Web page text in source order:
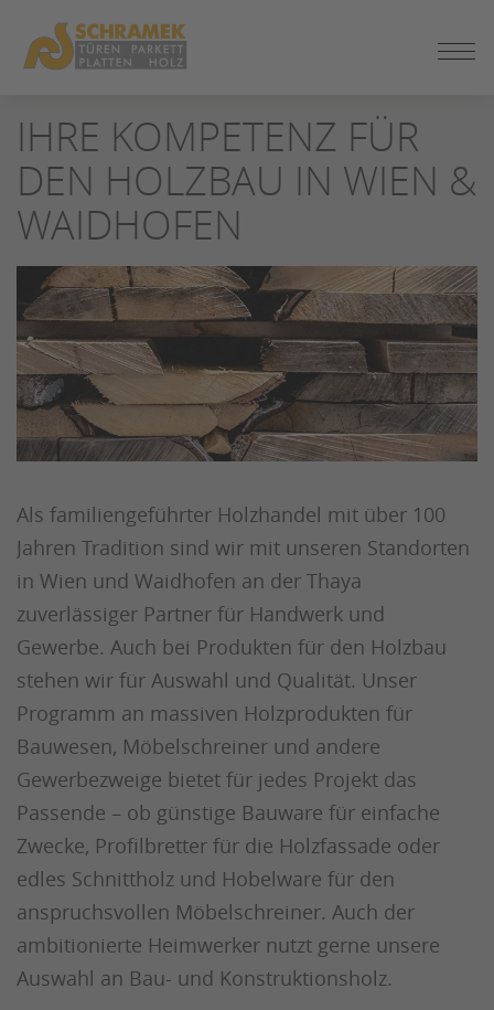
ZUM
SEITENINHALT
SPRINGEN
IHRE KOMPETENZ FÜR
DEN HOLZBAU IN WIEN &
WAIDHOFEN
Als familiengeführter Holzhandel mit über 100
Jahren Tradition sind wir mit unseren Standorten
in Wien und Waidhofen an der Thaya
zuverlässiger Partner für Handwerk und
Gewerbe. Auch bei Produkten für den Holzbau
stehen wir für Auswahl und Qualität. Unser
Programm an massiven Holzprodukten für
Bauwesen, Möbelschreiner und andere
Gewerbezweige bietet für jedes Projekt das
Passende – ob günstige Bauware für einfache
Zwecke, Profilbretter für die Holzfassade oder
edles Schnittholz und Hobelware für den
anspruchsvollen Möbelschreiner. Auch der
ambitionierte Heimwerker nutzt gerne unsere
Auswahl an Bau- und Konstruktionsholz.